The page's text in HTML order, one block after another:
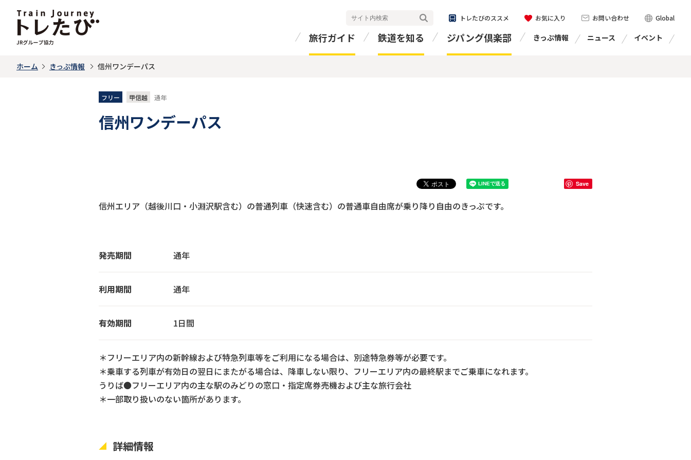
旅行ガイド 鉄道を知る ジパング倶楽部 きっぷ情報 ニュース イベント
検索 トレたびのススメ お気に入り お問い合わせ Global
ホーム きっぷ情報 信州ワンデーパス
フリー 甲信越 通年
信州ワンデーパス
Save
信州エリア（越後川口・小淵沢駅含む）の普通列車（快速含む）の普通車自由席が乗り降り自由のきっぷです。
発売期間 通年
利用期間 通年
有効期間 1日間
＊フリーエリア内の新幹線および特急列車等をご利用になる場合は、別途特急券等が必要です。
＊乗車する列車が有効日の翌日にまたがる場合は、降車しない限り、フリーエリア内の最終駅までご乗車になれます。
うりば●フリーエリア内の主な駅のみどりの窓口・指定席券売機および主な旅行会社
＊一部取り扱いのない箇所があります。
詳細情報